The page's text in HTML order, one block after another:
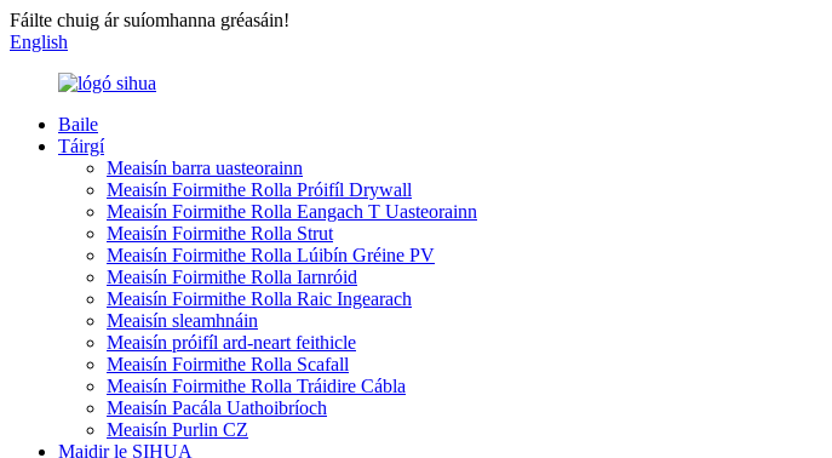
Fáilte chuig ár suíomhanna gréasáin!
English
Baile
Táirgí
Meaisín barra uasteorainn
Meaisín Foirmithe Rolla Próifíl Drywall
Meaisín Foirmithe Rolla Eangach T Uasteorainn
Meaisín Foirmithe Rolla Strut
Meaisín Foirmithe Rolla Lúibín Gréine PV
Meaisín Foirmithe Rolla Iarnróid
Meaisín Foirmithe Rolla Raic Ingearach
Meaisín sleamhnáin
Meaisín próifíl ard-neart feithicle
Meaisín Foirmithe Rolla Scafall
Meaisín Foirmithe Rolla Tráidire Cábla
Meaisín Pacála Uathoibríoch
Meaisín Purlin CZ
Maidir le SIHUA